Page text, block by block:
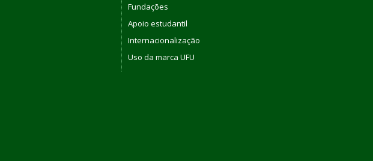
Fundações
Apoio estudantil
Internacionalização
Uso da marca UFU